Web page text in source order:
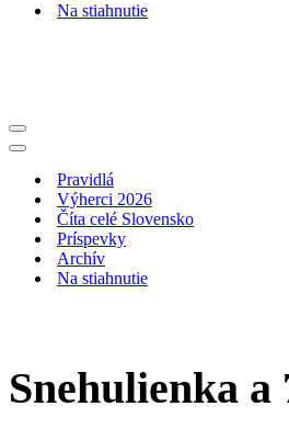
Na stiahnutie
Menu
navigácie
Menu
navigáciePravidlá
Výherci 2026
Číta celé Slovensko
Príspevky
Archív
Na stiahnutie
Snehulienka